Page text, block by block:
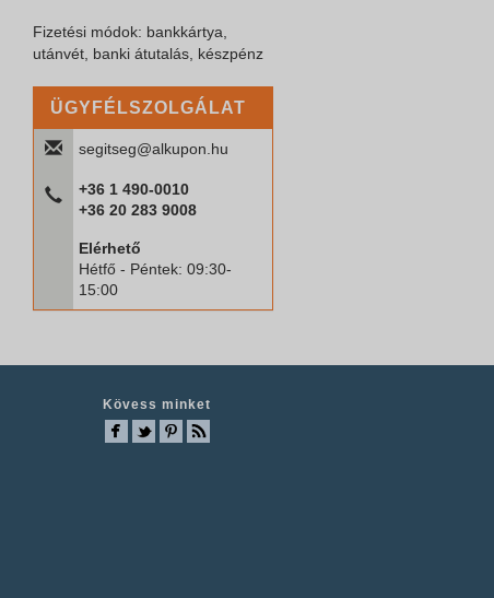
Fizetési módok: bankkártya,
utánvét, banki átutalás, készpénz
ÜGYFÉLSZOLGÁLAT
segitseg@alkupon.hu
+36 1 490-0010
+36 20 283 9008
Elérhető
Hétfő - Péntek: 09:30-
15:00
Kövess minket